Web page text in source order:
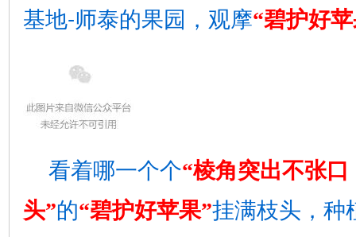
基地-师泰的果园，观摩“碧护好
看着哪一个个“棱角突出不张
头”的“碧护好苹果”挂满枝头，种